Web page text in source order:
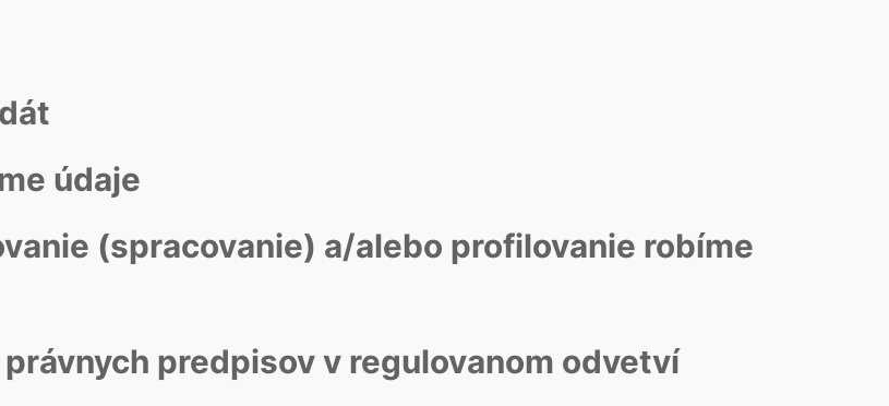
údaje
(spracovanie) a/alebo profilovanie robíme
predpisov v regulovanom odvetví